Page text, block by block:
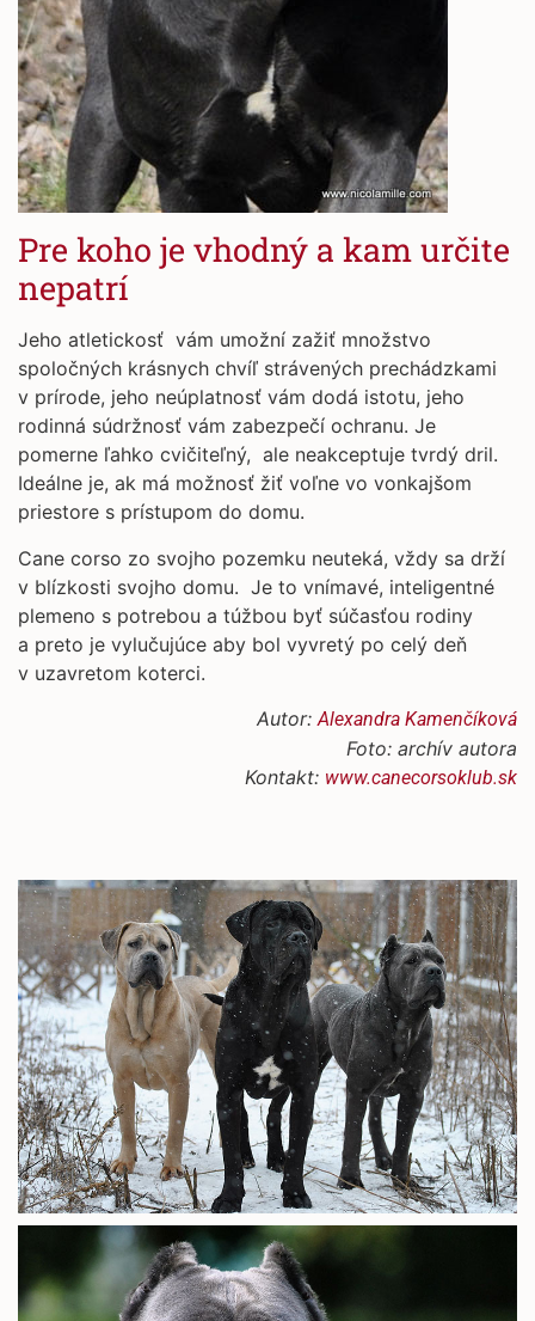
Pre koho je vhodný a kam určite
nepatrí
Jeho atletickosť vám umožní zažiť množstvo
spoločných krásnych chvíľ strávených prechádzkami
v prírode, jeho neúplatnosť vám dodá istotu, jeho
rodinná súdržnosť vám zabezpečí ochranu. Je
pomerne ľahko cvičiteľný, ale neakceptuje tvrdý dril.
Ideálne je, ak má možnosť žiť voľne vo vonkajšom
priestore s prístupom do domu.
Cane corso zo svojho pozemku neuteká, vždy sa drží
v blízkosti svojho domu. Je to vnímavé, inteligentné
plemeno s potrebou a túžbou byť súčasťou rodiny
a preto je vylučujúce aby bol vyvretý po celý deň
v uzavretom koterci.
Autor:Alexandra Kamenčíková
Foto: archív autora
Kontakt: www.canecorsoklub.sk